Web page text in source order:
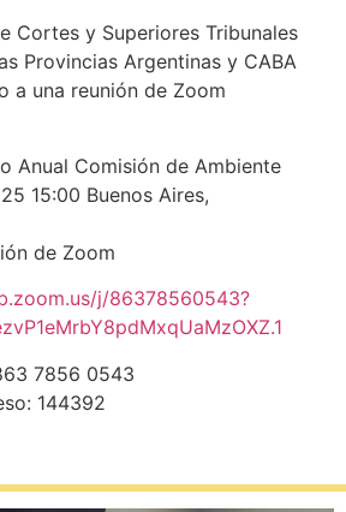
Cortes y Superiores Tribunales
Provincias Argentinas y CABA
a una reunión de Zoom
Anual Comisión de Ambiente
15:00 Buenos Aires,
de Zoom
j/86378560543?
7856 0543
144392